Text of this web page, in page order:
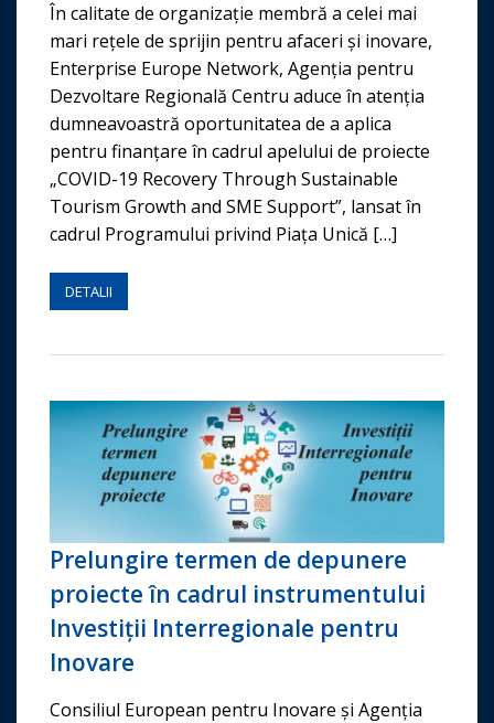
În calitate de organizație membră a celei mai
mari rețele de sprijin pentru afaceri și inovare,
Enterprise Europe Network, Agenția pentru
Dezvoltare Regională Centru aduce în atenția
dumneavoastră oportunitatea de a aplica
pentru finanțare în cadrul apelului de proiecte
„COVID-19 Recovery Through Sustainable
Tourism Growth and SME Support”, lansat în
cadrul Programului privind Piața Unică […]
DETALII
Prelungire termen de depunere
proiecte în cadrul instrumentului
Investiții Interregionale pentru
Inovare
Consiliul European pentru Inovare și Agenția